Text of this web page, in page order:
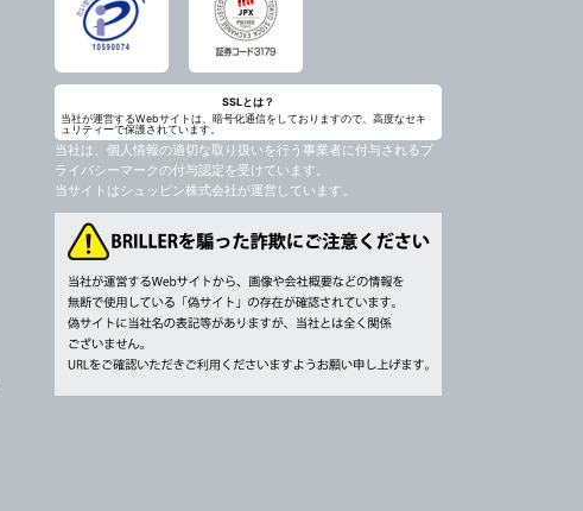
SSLとは？
当社が運営するWebサイトは、暗号化通信をしておりますので、高度なセキ
ュリティーで保護されています。
当社は、個人情報の適切な取り扱いを行う事業者に付与されるプ
ライバシーマークの付与認定を受けています。
当サイトはシュッピン株式会社が運営しています。